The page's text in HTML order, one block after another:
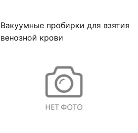
Вакуумные пробирки для взятия
венозной крови